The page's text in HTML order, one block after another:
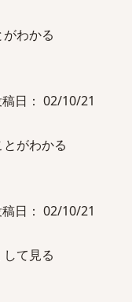
わかる
日： 02/10/21
がわかる
日： 02/10/21
て見る